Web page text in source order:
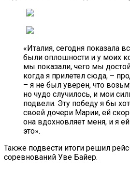
«Италия, сегодня показала
были оплошности и у моих
мы показали, чего мы
когда я прилетел сюда, –
– я не был уверен, что
но чудо случилось, и мои
подвели. Эту победу я бы
своей дочери Марии, ей
она вдохновляет меня, и я
это».
Также подвести итоги решил
соревнований Уве Байер.